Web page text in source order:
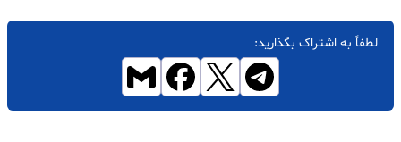
لطفاً به اشتراک بگذارید: